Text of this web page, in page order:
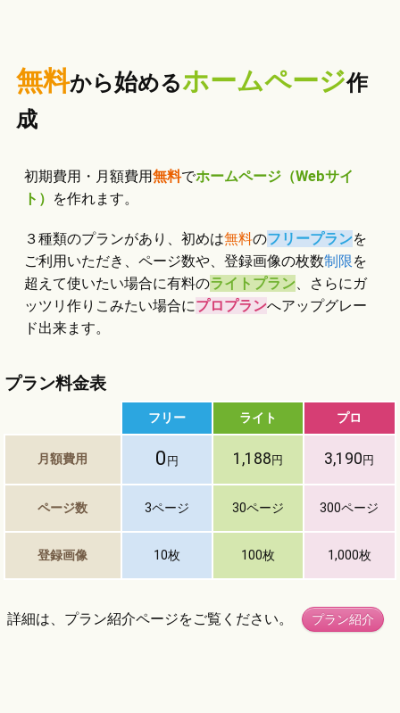
無料から始めるホームページ作
成
初期費用・月額費用無料でホームページ（Webサイ
ト） を作れます。
３種類のプランがあり、初めは無料のフリープランを
ご利用いただき、ページ数や、登録画像の枚数制限を
超えて使いたい場合に有料のライトプラン、さらにガ
ッツリ作りこみたい場合にプロプランへアップグレー
ド出来ます。
プラン料金表
フリー ライト プロ
月額費用 0 円 1,188 円 3,190 円
ページ数 3ページ 30ページ 300ページ
登録画像 10枚 100枚 1,000枚
詳細は、プラン紹介ページをご覧ください。 プラン紹介